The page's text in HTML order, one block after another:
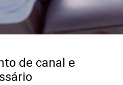
de canal e